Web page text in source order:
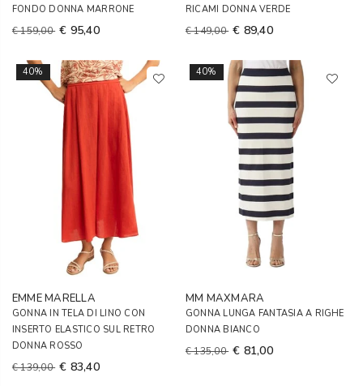
FONDO DONNA MARRONE
€ 159,00 € 95,40
RICAMI DONNA VERDE
€ 149,00 € 89,40
40%
EMME MARELLA
GONNA IN TELA DI LINO CON
INSERTO ELASTICO SUL RETRO
DONNA ROSSO
€ 139,00 € 83,40
40%
MM MAXMARA
GONNA LUNGA FANTASIA A RIGHE
DONNA BIANCO
€ 135,00 € 81,00